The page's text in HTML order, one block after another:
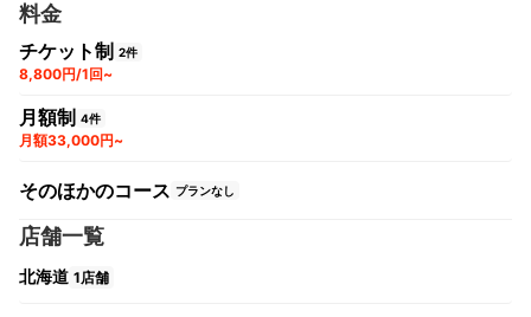
料金
チケット制 2件
8,800円/1回~
月額制 4件
月額33,000円~
そのほかのコース プランなし
店舗一覧
北海道 1店舗